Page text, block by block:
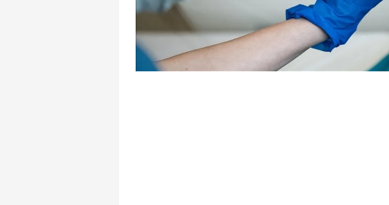
reklam/pazarlama faaliyetlerinin yapılması,
Çerezlere ilişkin tercihlerinizi aşağıda yer alan
butonuna tıklayabilir,
Çerez Bilgilendirme